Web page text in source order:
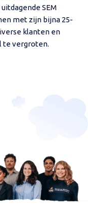
SEM
met zijn bijna 25-
klanten en
te vergroten.